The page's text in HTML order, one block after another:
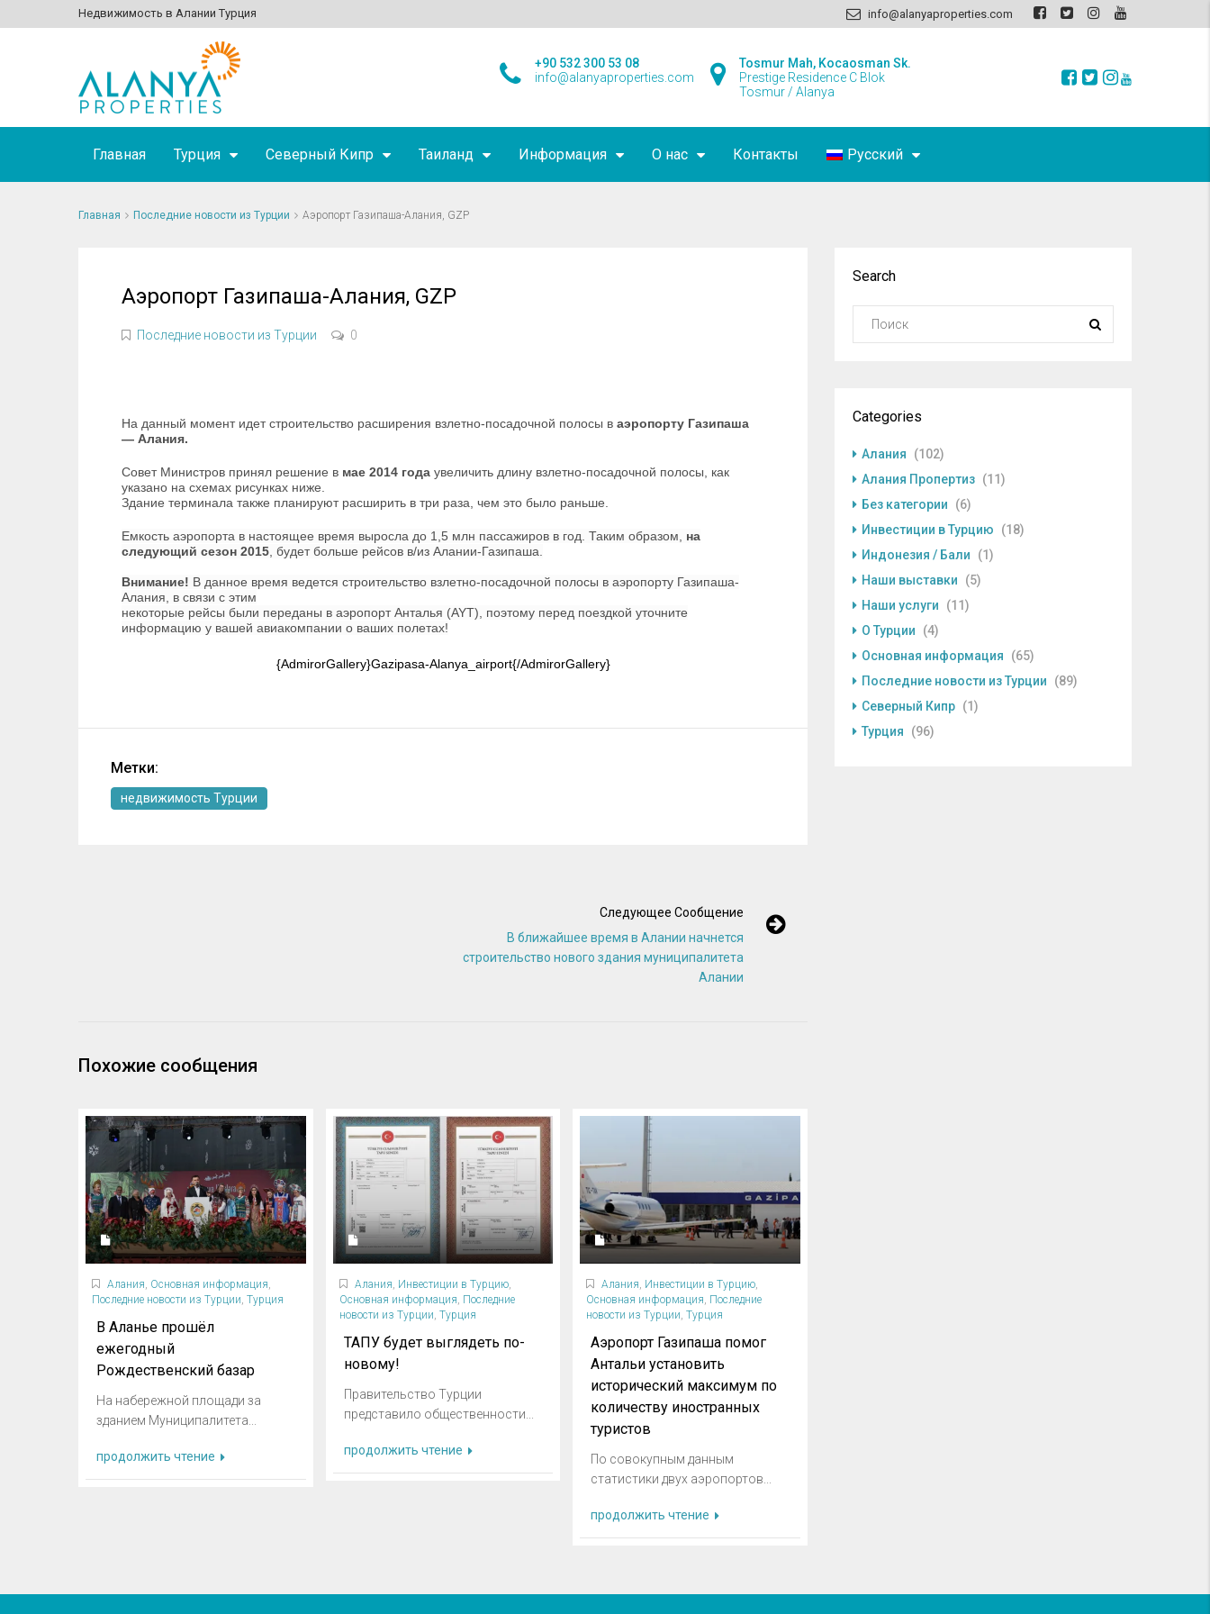
Недвижимость в Алании Турция info@alanyaproperties.com
Tosmur Mah, Kocaosman Sk.
Prestige Residence C Blok
Tosmur / Alanya
+90 532 300 53 08
info@alanyaproperties.com
Главная Турция Северный Кипр Таиланд Информация О нас Контакты Русский
Главная Последние новости из Турции Аэропорт Газипаша-Алания, GZP
Аэропорт Газипаша-Алания, GZP
Последние новости из Турции 0
На данный момент идет строительство расширения взлетно-посадочной полосы в аэропорту Газипаша
— Алания.
Совет Министров принял решение в мае 2014 года увеличить длину взлетно-посадочной полосы, как
указано на схемах рисунках ниже.
Здание терминала также планируют расширить в три раза, чем это было раньше.
Емкость аэропорта в настоящее время выросла до 1,5 млн пассажиров в год. Таким образом, на
следующий сезон 2015 , будет больше рейсов в/из Алании-Газипаша.
Внимание! В данное время ведется строительство взлетно-посадочной полосы в аэропорту Газипаша-
Алания, в связи с этим
некоторые рейсы были переданы в аэропорт Анталья (AYT), поэтому перед поездкой уточните
информацию у вашей авиакомпании о ваших полетах!
{AdmirorGallery}Gazipasa-Alanya_airport{/AdmirorGallery}
Метки:
недвижимость Турции
Следующее Сообщение
В ближайшее время в Алании начнется
строительство нового здания муниципалитета
Алании
Похожие сообщения
Алания, Основная информация,
Последние новости из Турции, Турция
В Аланье прошёл
ежегодный
Рождественский базар
На набережной площади за
зданием Муниципалитета...
продолжить чтение
Алания, Инвестиции в Турцию,
Основная информация, Последние
новости из Турции, Турция
ТАПУ будет выглядеть по-
новому!
Правительство Турции
представило общественности...
продолжить чтение
Алания, Инвестиции в Турцию,
Основная информация, Последние
новости из Турции,Турция
Аэропорт Газипаша помог
Антальи установить
исторический максимум по
количеству иностранных
туристов
По совокупным данным
статистики двух аэропортов...
продолжить чтение
Search
Categories
Алания
(102)
Алания Пропертиз (11)
Без категории
(6)
Инвестиции в Турцию
(18)
Индонезия / Бали
(1)
Наши выставки
(5)
Наши услуги
(11)
О Турции
(4)
Основная информация
(65)
Последние новости из Турции
(89)
Северный Кипр (1)
Турция
(96)